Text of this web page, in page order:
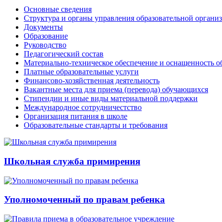
Основные сведения
Структура и органы управления образовательной
Документы
Образование
Руководство
Педагогический состав
Материально-техническое обеспечение и оснащенность
Платные образовательные услуги
Финансово-хозяйственная деятельность
Вакантные места для приема (перевода) обучающихся
Стипендии и иные виды материальной поддержки
Международное сотрудничестство
Организация питания в школе
Образовательные стандарты и требования
Школьная служба примирения
Уполномоченный по правам ребенка